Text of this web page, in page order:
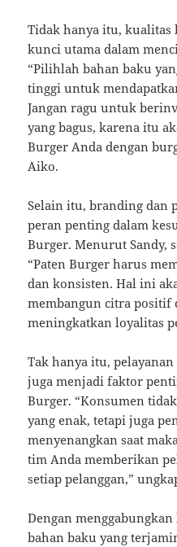
Tidak hanya itu, kualitas
kunci utama dalam
“Pilihlah bahan baku
tinggi untuk
Jangan ragu untuk
yang bagus, karena itu
Burger Anda dengan
Aiko.
Selain itu, branding dan
peran penting dalam
Burger. Menurut Sandy,
“Paten Burger harus
dan konsisten. Hal ini
membangun citra positif
meningkatkan loyalitas
Tak hanya itu,
juga menjadi faktor
Burger. “Konsumen
yang enak, tetapi juga
menyenangkan saat
tim Anda memberikan
setiap pelanggan,”
Dengan
bahan baku yang